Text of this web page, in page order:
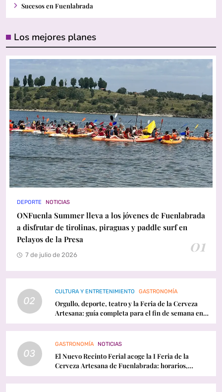
Sucesos en Fuenlabrada
Los mejores planes
DEPORTE NOTICIAS
ONFuenla Summer lleva a los jóvenes de Fuenlabrada
a disfrutar de tirolinas, piraguas y paddle surf en
Pelayos de la Presa
01
7 de julio de 2026
02
CULTURA Y ENTRETENIMIENTO GASTRONOMÍA
Orgullo, deporte, teatro y la Feria de la Cerveza
Artesana: guía completa para el fin de semana en
Fuenlabrada
03
GASTRONOMÍA NOTICIAS
El Nuevo Recinto Ferial acoge la I Feria de la
Cerveza Artesana de Fuenlabrada: horarios,
conciertos y programación